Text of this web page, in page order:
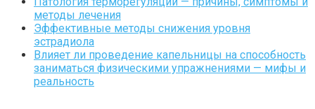
методы лечения
Эффективные методы снижения уровня
эстрадиола
Влияет ли проведение капельницы на способность
заниматься физическими упражнениями — мифы и
реальность